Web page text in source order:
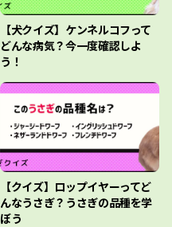
【犬クイズ】ケンネルコフって
どんな病気？今一度確認しよ
う！
【クイズ】ロップイヤーってど
んなうさぎ？うさぎの品種を学
ぼう